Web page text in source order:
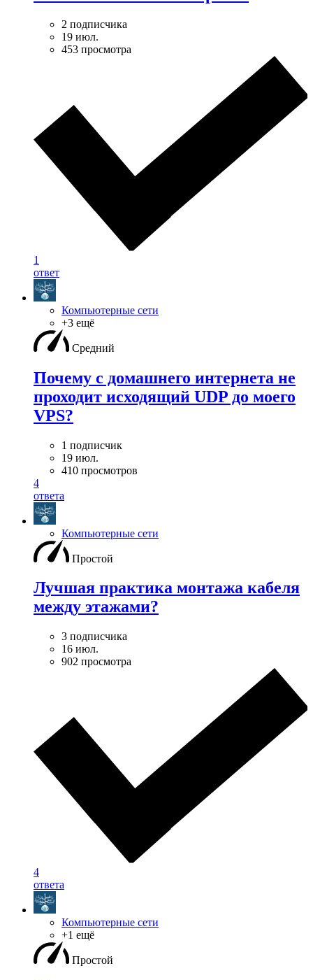
2 подписчика
19 июл.
453 просмотра
1
ответ
Компьютерные сети
+3 ещё
Средний
Почему с домашнего интернета не
проходит исходящий UDP до моего
VPS?
1 подписчик
19 июл.
410 просмотров
4
ответа
Компьютерные сети
Простой
Лучшая практика монтажа кабеля
между этажами?
3 подписчика
16 июл.
902 просмотра
4
ответа
Компьютерные сети
+1 ещё
Простой